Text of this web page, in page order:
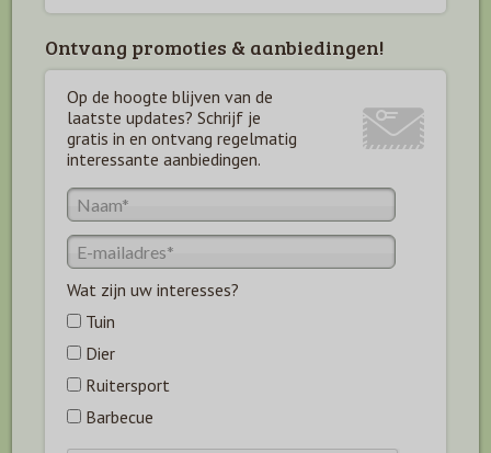
Ontvang promoties & aanbiedingen!
Op de hoogte blijven van de
laatste updates? Schrijf je
gratis in en ontvang regelmatig
interessante aanbiedingen.
Wat zijn uw interesses?
Tuin
Dier
Ruitersport
Barbecue